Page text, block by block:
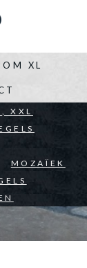
XXL
MOZAÏEK
XL